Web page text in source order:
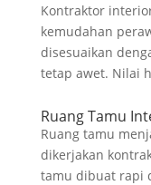
Kontraktor
kemudahan
disesuaikan
tetap awet. Nilai
Ruang Tamu
Ruang tamu
dikerjakan
tamu dibuat rapi